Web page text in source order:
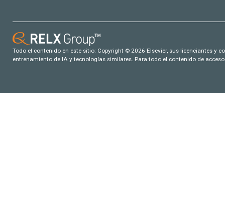
Todo el contenido en este sitio: Copyright © 2026 Elsevier, sus licenciantes y
entrenamiento de IA y tecnologías similares. Para todo el contenido de